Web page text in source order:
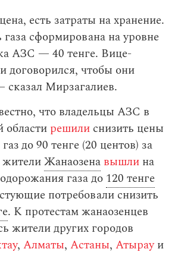
есть затраты на хранение.
газа сформирована на уровне
АЗС — 40 тенге. Вице-
договорился, чтобы они
сказал Мирзагалиев.
что владельцы АЗС в
области решили снизить цены
до 90 тенге (20 центов) за
жителиЖанаозена вышли на
газа до 120 тенге
потребовали снизить
. К протестам жанаозенцев
жители других городов
, Алматы, Астаны, Атырауи